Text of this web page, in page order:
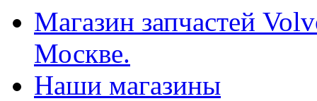
Магазин запчастей
Москве.
Наши магазины